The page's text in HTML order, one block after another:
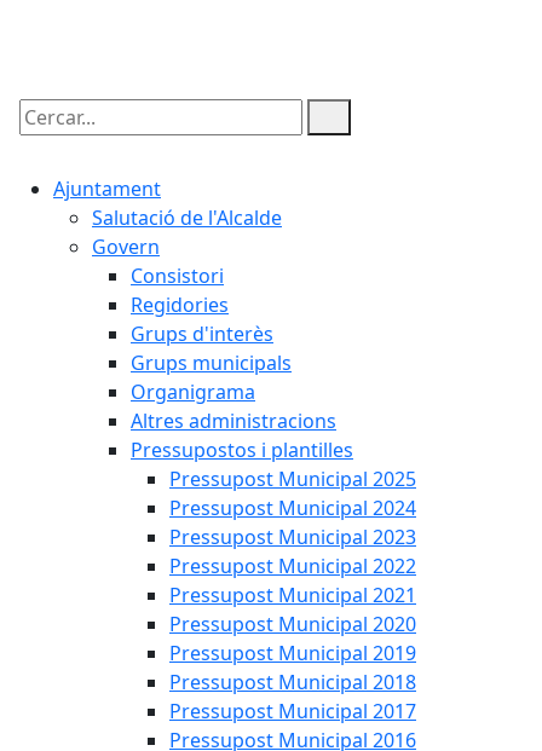
Cercar:
Ajuntament
Salutació de l'Alcalde
Govern
Consistori
Regidories
Grups d'interès
Grups municipals
Organigrama
Altres administracions
Pressupostos i plantilles
Pressupost Municipal 2025
Pressupost Municipal 2024
Pressupost Municipal 2023
Pressupost Municipal 2022
Pressupost Municipal 2021
Pressupost Municipal 2020
Pressupost Municipal 2019
Pressupost Municipal 2018
Pressupost Municipal 2017
Pressupost Municipal 2016